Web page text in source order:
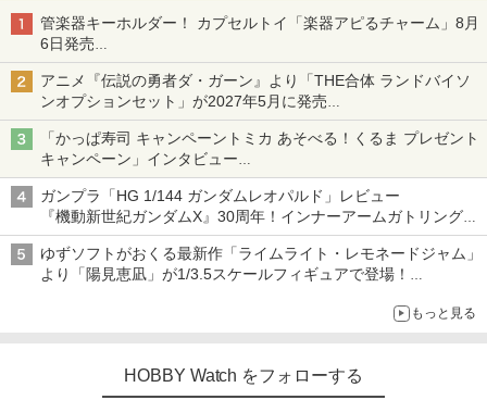
管楽器キーホルダー！ カプセルトイ「楽器アピるチャーム」8月
6日発売
チューバ、テナサクなど5種各3色
アニメ『伝説の勇者ダ・ガーン』より「THE合体 ランドバイソ
ンオプションセット」が2027年5月に発売
「THE合体ランドバイソン」と連動するオプションパーツセット
「かっぱ寿司 キャンペーントミカ あそべる！くるま プレゼント
キャンペーン」インタビュー
子どもが楽しめるかっぱ寿司ならではの体験とコラボの楽しさを
追求
ガンプラ「HG 1/144 ガンダムレオパルド」レビュー
『機動新世紀ガンダムX』30周年！インナーアームガトリングの
変形機構まで再現し最新フォーマットでキット化！
ゆずソフトがおくる最新作「ライムライト・レモネードジャム」
より「陽見恵凪」が1/3.5スケールフィギュアで登場！
もっと見る
HOBBY Watch をフォローする